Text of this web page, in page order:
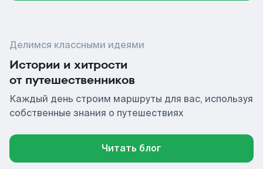
Делимся классными идеями
Истории и хитрости
от путешественников
Каждый день строим маршруты для вас, используя
собственные знания о путешествиях
Читать блог